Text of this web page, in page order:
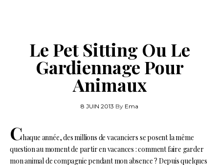
Le Pet Sitting Ou Le
Gardiennage Pour
Animaux
8 JUIN 2013 By Ema
Chaque année, des millions de vacanciers se posent la même
question au moment de partir en vacances : comment faire garder
mon animal de compagnie pendant mon absence ? Depuis quelques